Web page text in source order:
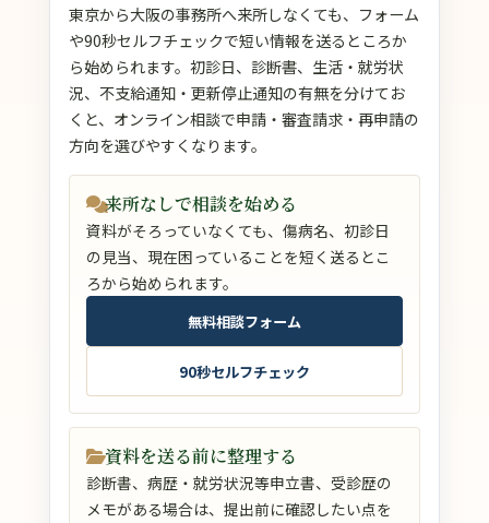
東京から大阪の事務所へ来所しなくても、フォーム
や90秒セルフチェックで短い情報を送るところか
ら始められます。初診日、診断書、生活・就労状
況、不支給通知・更新停止通知の有無を分けてお
くと、オンライン相談で申請・審査請求・再申請の
方向を選びやすくなります。
来所なしで相談を始める
資料がそろっていなくても、傷病名、初診日
の見当、現在困っていることを短く送るとこ
ろから始められます。
無料相談フォーム
90秒セルフチェック
資料を送る前に整理する
診断書、病歴・就労状況等申立書、受診歴の
メモがある場合は、提出前に確認したい点を